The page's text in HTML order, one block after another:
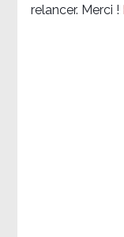
relancer. Merci !